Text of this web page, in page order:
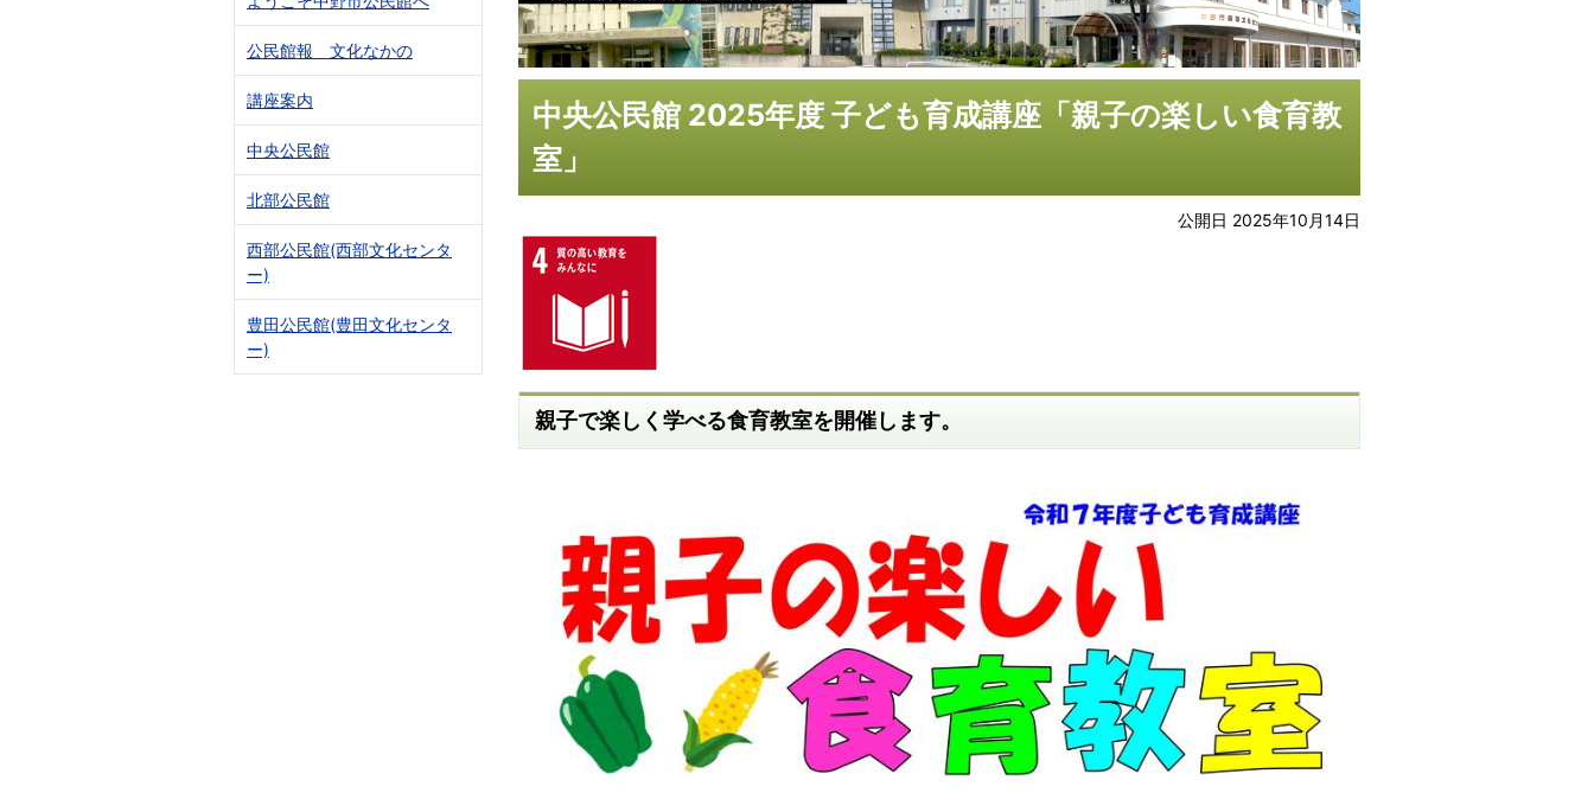
中央公民館 2025年度 子ども育成講座「親子の楽しい食育教
室」
公開日 2025年10月14日
親子で楽しく学べる食育教室を開催します。
公民館報 文化なかの
講座案内
中央公民館
北部公民館
西部公民館(西部文化センタ
ー)
豊田公民館(豊田文化センタ
ー)